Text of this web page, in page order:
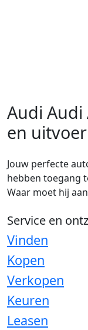
Audi Audi
en
Jouw perfecte
hebben toegang
Waar moet hij
Service en
Vinden
Kopen
Verkopen
Keuren
Leasen